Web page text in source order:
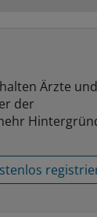
Ärzte und
der